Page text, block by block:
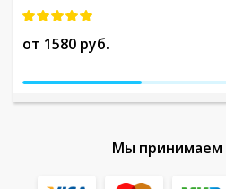
от 1580 руб.
Мы принимаем